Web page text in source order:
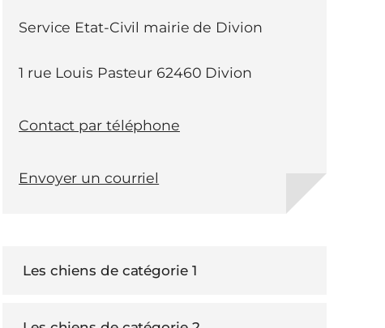
Service Etat-Civil mairie de Divion
1 rue Louis Pasteur 62460 Divion
Contact par téléphone
Envoyer un courriel
Les chiens de catégorie 1